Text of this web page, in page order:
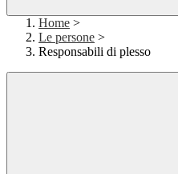
Home >
Le persone >
Responsabili di plesso